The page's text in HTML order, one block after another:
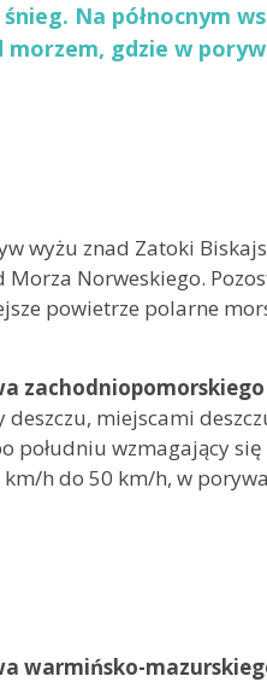
Na północnym
gdzie w
wyżu znad Zatoki
Norweskiego.
powietrze polarne
miejscami
południu wzmagający
h do 50 km/h, w
warmińsko-